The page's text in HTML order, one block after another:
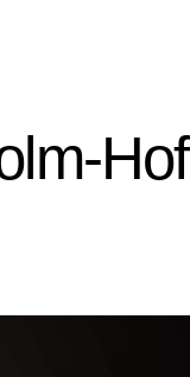
Hof